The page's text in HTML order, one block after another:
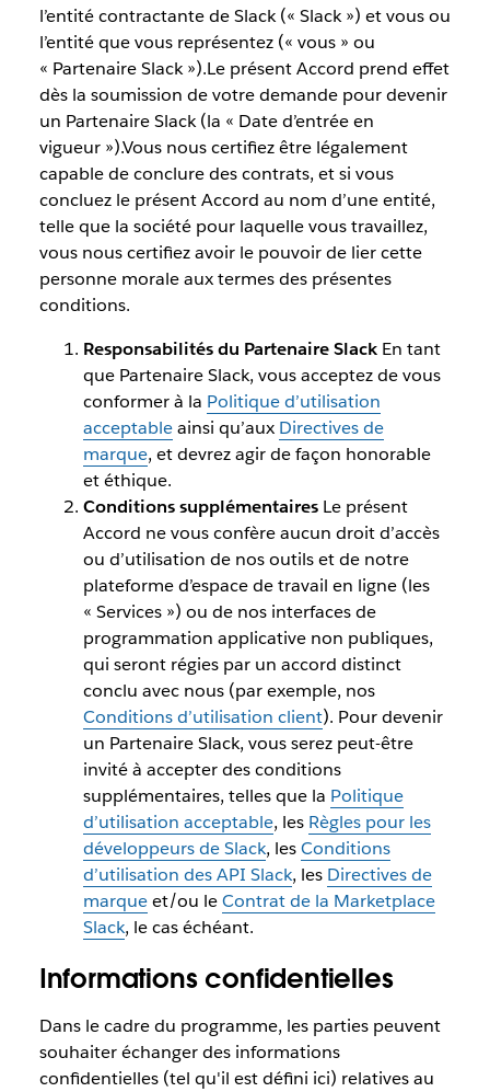
l’entité contractante de Slack (« Slack ») et vous ou
l’entité que vous représentez (« vous » ou
« Partenaire Slack »).Le présent Accord prend effet
dès la soumission de votre demande pour devenir
un Partenaire Slack (la « Date d’entrée en
vigueur »).Vous nous certifiez être légalement
capable de conclure des contrats, et si vous
concluez le présent Accord au nom d’une entité,
telle que la société pour laquelle vous travaillez,
vous nous certifiez avoir le pouvoir de lier cette
personne morale aux termes des présentes
conditions.
Responsabilités du Partenaire Slack En tant
que Partenaire Slack, vous acceptez de vous
conformer à la Politique d’utilisation
acceptableainsi qu’aux Directives de
marque, et devrez agir de façon honorable
et éthique.
Conditions supplémentaires Le présent
Accord ne vous confère aucun droit d’accès
ou d’utilisation de nos outils et de notre
plateforme d’espace de travail en ligne (les
« Services ») ou de nos interfaces de
programmation applicative non publiques,
qui seront régies par un accord distinct
conclu avec nous (par exemple, nos
Conditions d’utilisation client). Pour devenir
un Partenaire Slack, vous serez peut-être
invité à accepter des conditions
supplémentaires, telles que la Politique
d’utilisation acceptable, les Règles pour les
développeurs de Slack, lesConditions
d’utilisation des API Slack, les Directives de
marqueet/ou leContrat de la Marketplace
Slack, le cas échéant.
Informations confidentielles
Dans le cadre du programme, les parties peuvent
souhaiter échanger des informations
confidentielles (tel qu'il est défini ici) relatives au